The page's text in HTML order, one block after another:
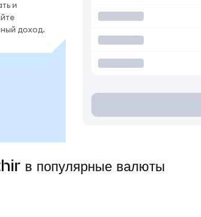
и
доход.
в популярные валюты